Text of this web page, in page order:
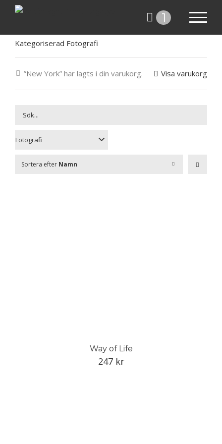
Fortsätt
1
Kategoriserad Fotografi
”New York” har lagts i din varukorg. Visa varukorg
Sortera efter Namn
Way of Life
247 kr